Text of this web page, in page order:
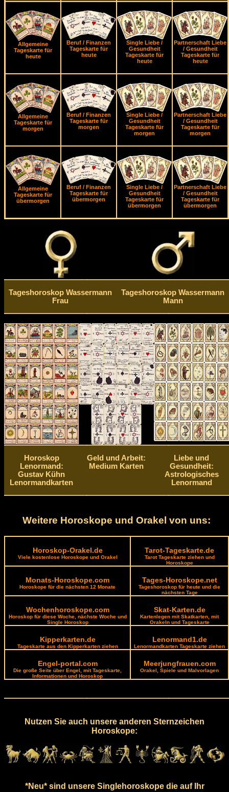
Allgemeine
Tageskarte für
heute
Beruf / Finanzen
Tageskarte für
heute
Single Liebe /
Gesundheit
Tageskarte für
heute
Partnerschaft Liebe
/ Gesundheit
Tageskarte für
heute
Allgemeine
Tageskarte für
morgen
Beruf / Finanzen
Tageskarte für
morgen
Single Liebe /
Gesundheit
Tageskarte für
morgen
Partnerschaft Liebe
/ Gesundheit
Tageskarte für
morgen
Allgemeine
Tageskarte für
übermorgen
Beruf / Finanzen
Tageskarte für
übermorgen
Single Liebe /
Gesundheit
Tageskarte für
übermorgen
Partnerschaft Liebe
/ Gesundheit
Tageskarte für
übermorgen
Tageshoroskop Wassermann
Frau
Tageshoroskop Wassermann
Mann
Horoskop
Lenormand:
Gustav Kühn
Lenormandkarten
Geld und Arbeit:
Medium Karten
Liebe und
Gesundheit:
Astrologisches
Lenormand
Weitere Horoskope und Orakel von uns:
Horoskop-Orakel.de
Viele kostenlose Horoskope und Orakel
Tarot-Tageskarte.de
Tarot Tageskarte ziehen und
Horoskope
Monats-Horoskope.com
Horoskope für die nächsten 12 Monate
Tages-Horoskope.net
Tageshoroskop für heute und die
nächsten Tage
Wochenhoroskope.com
Horoskop für diese Woche, nächste Woche und
Single Horoskop
Skat-Karten.de
Kartenlegen mit Skatkarten, mit
Orakeln und Tageskarte
Kipperkarten.de
Tageskarte aus den Kipperkarten ziehen
Lenormand1.de
Lenormandkarten Tageskarte ziehen
Engel-portal.com
Die große Seite über Engel, mit Tageskarte,
Informationen und Horoskop
Meerjungfrauen.com
Orakel, Spiele und Malvorlagen
Nutzen Sie auch unsere anderen Sternzeichen
Horoskope:
*Neu* sind unsere Singlehoroskope die auf Ihr